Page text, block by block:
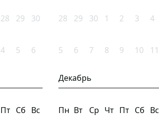
28 29 30
4 5 6
28 29 30 1 2 3 4
5 6 7 8 9 10 11
Пт Сб Вс
Декабрь
Пн Вт Ср Чт Пт Сб Вс